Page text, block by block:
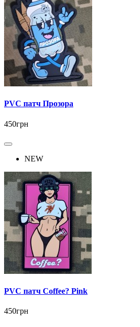
PVC патч Прозора
450грн
NEW
PVC патч Coffee? Pink
450грн